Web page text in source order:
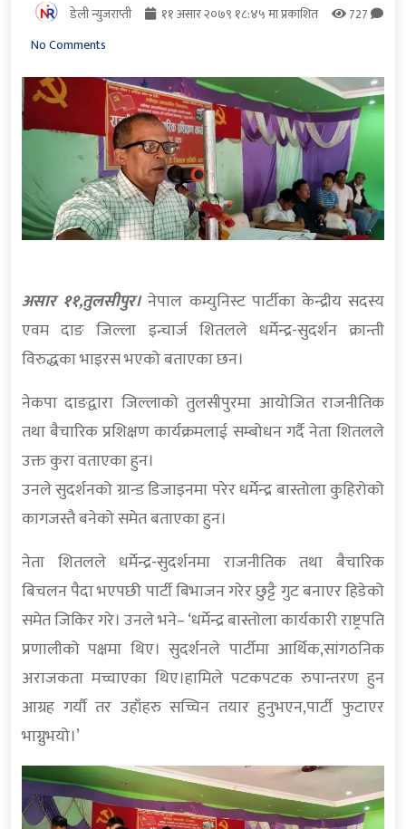
डेली न्युजराप्ती ११ असार २०७९ १८:४५ मा प्रकाशित
727
No Comments
असार ११,तुलसीपुर।नेपाल कम्युनिस्ट पार्टीका केन्द्रीय सदस्य
एवम दाङ जिल्ला इन्चार्ज शितलले धर्मेन्द्र-सुदर्शन क्रान्ती
विरुद्धका भाइरस भएको बताएका छन।
नेकपा दाङद्वारा जिल्लाको तुलसीपुरमा आयोजित राजनीतिक
तथा बैचारिक प्रशिक्षण कार्यक्रमलाई सम्बोधन गर्दै नेता शितलले
उक्त कुरा वताएका हुन।
उनले सुदर्शनको ग्रान्ड डिजाइनमा परेर धर्मेन्द्र बास्तोला कुहिरोको
कागजस्तै बनेको समेत बताएका हुन।
नेता शितलले धर्मेन्द्र-सुदर्शनमा राजनीतिक तथा बैचारिक
बिचलन पैदा भएपछी पार्टी बिभाजन गरेर छुट्टै गुट बनाएर हिडेको
समेत जिकिर गरे। उनले भने– ‘धर्मेन्द्र बास्तोला कार्यकारी राष्ट्रपति
प्रणालीको पक्षमा थिए। सुदर्शनले पार्टीमा आर्थिक,सांगठनिक
अराजकता मच्चाएका थिए।हामिले पटकपटक रुपान्तरण हुन
आग्रह गर्यौ तर उहाँहरु सच्चिन तयार हुनुभएन,पार्टी फुटाएर
भाग्नुभयो।’